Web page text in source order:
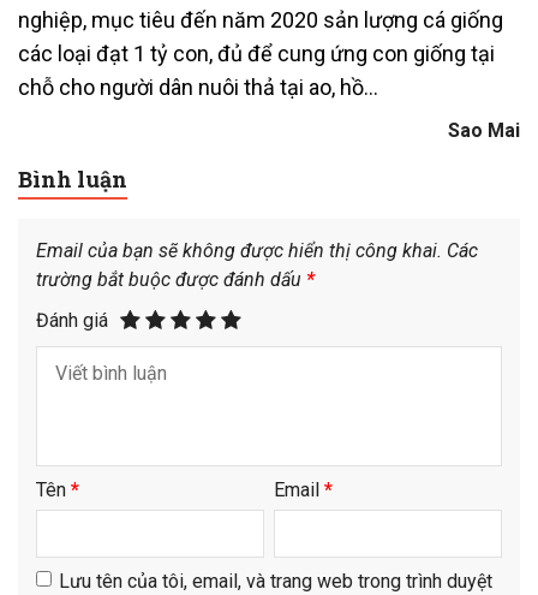
nghiệp, mục tiêu đến năm 2020 sản lượng cá giống
các loại đạt 1 tỷ con, đủ để cung ứng con giống tại
chỗ cho người dân nuôi thả tại ao, hồ…
Sao Mai
Bình luận
Email của bạn sẽ không được hiển thị công khai. Các
trường bắt buộc được đánh dấu *
Đánh giá
Tên * Email *
Lưu tên của tôi, email, và trang web trong trình duyệt